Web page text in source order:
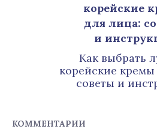
Как выбрать
корейские
советы и
КОММЕНТАРИИ